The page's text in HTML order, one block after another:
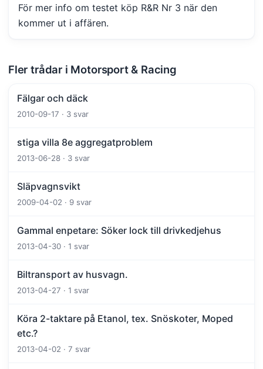
För mer info om testet köp R&R Nr 3 när den
kommer ut i affären.
Fler trådar i Motorsport & Racing
Fälgar och däck
2010-09-17 · 3 svar
stiga villa 8e aggregatproblem
2013-06-28 · 3 svar
Släpvagnsvikt
2009-04-02 · 9 svar
Gammal enpetare: Söker lock till drivkedjehus
2013-04-30 · 1 svar
Biltransport av husvagn.
2013-04-27 · 1 svar
Köra 2-taktare på Etanol, tex. Snöskoter, Moped
etc.?
2013-04-02 · 7 svar